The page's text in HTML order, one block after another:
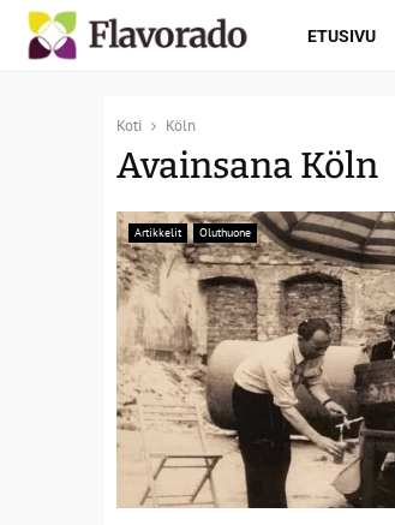
ETUSIVU
Koti Köln
Avainsana Köln
Artikkelit Oluthuone